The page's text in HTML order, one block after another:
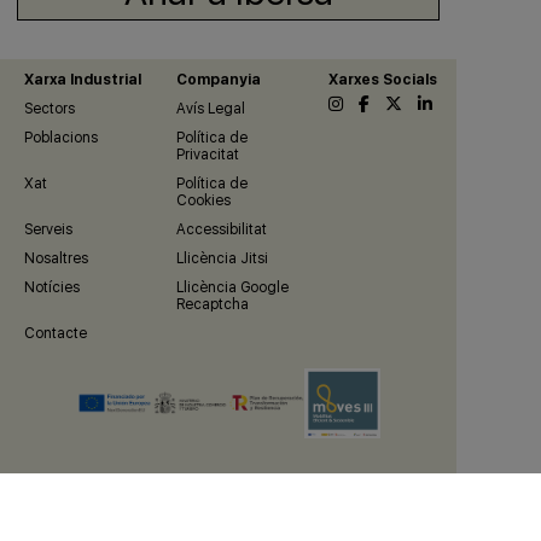
Xarxa Industrial Companyia
Xarxes Socials
Sectors
Avís Legal
Poblacions
Política de
Privacitat
Xat
Política de
Cookies
Serveis
Accessibilitat
Nosaltres
Llicència Jitsi
Notícies
Llicència Google
Recaptcha
Contacte